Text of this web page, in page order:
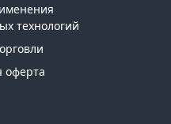
технологий
оферта